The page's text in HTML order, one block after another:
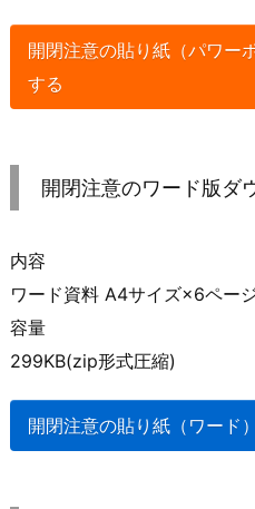
開閉注意の貼り紙（パワー
する
開閉注意のワード版ダ
内容
ワード資料 A4サイズ×6ペー
容量
299KB(zip形式圧縮)
開閉注意の貼り紙（ワード